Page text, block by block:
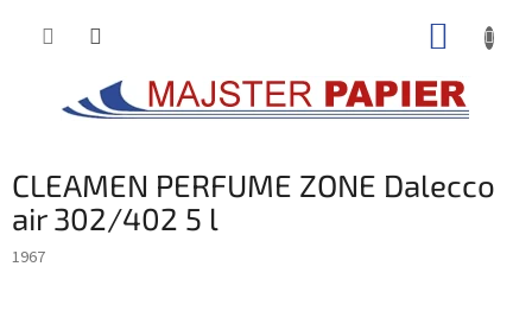
CLEAMEN PERFUME ZONE Dalecco
air 302/402 5 l
1967